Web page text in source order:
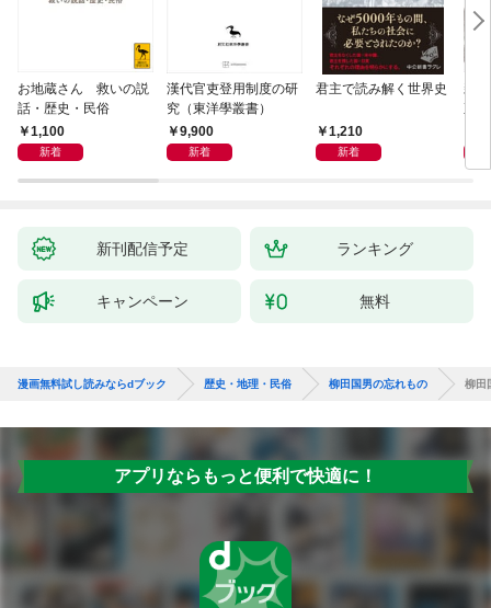
お地蔵さん 救いの説
話・歴史・民俗
1,100
新着
漢代官吏登用制度の研
究（東洋學叢書）
9,900
新着
君主で読み解く世界史
1,210
新着
親
直
新刊配信予定 ランキング
キャンペーン 無料
漫画無料試し読みならdブック 歴史・地理・民俗 柳田国男の忘れもの 柳田
アプリならもっと便利で快適に！